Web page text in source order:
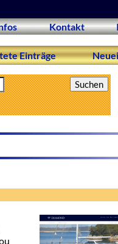
Kontakt
Einträge